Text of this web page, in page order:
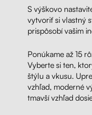
S výškovo
vytvoriť si vlastný
prispôsobí vašim
Ponúkame až 15
Vyberte si ten,
štýlu a vkusu.
vzhľad, moderné
tmavší vzhľad